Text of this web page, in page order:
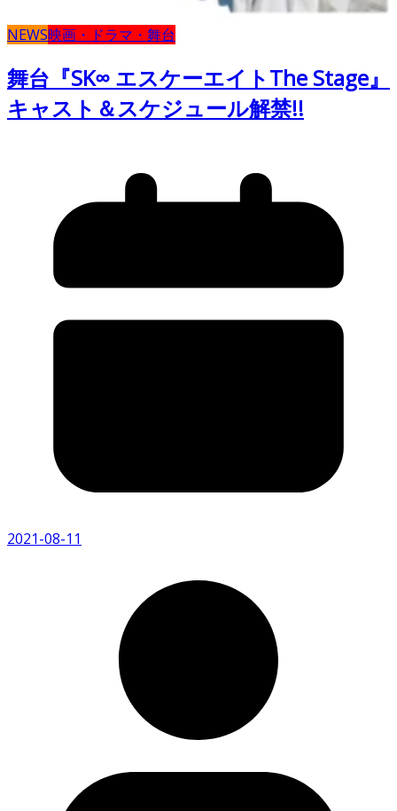
NEWS映画・ドラマ・舞台
舞台『SK∞ エスケーエイトThe Stage』
キャスト＆スケジュール解禁!!
2021-08-11